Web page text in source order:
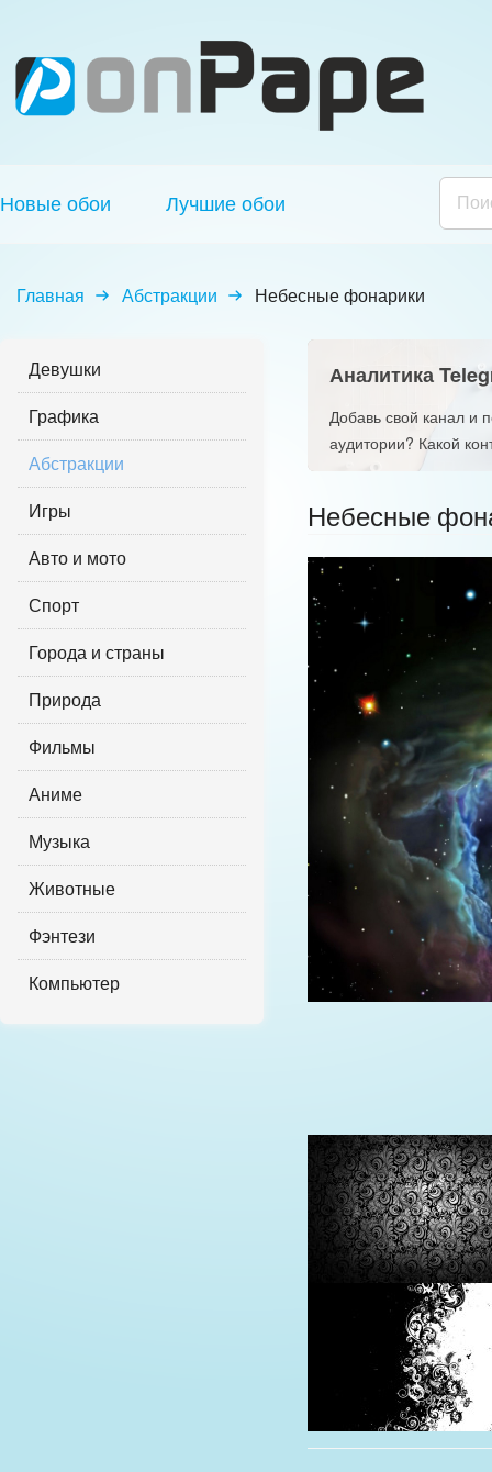
Новые обои Лучшие обои
Главная Абстракции Небесные фонарики
Девушки
Графика
Абстракции
Игры
Авто и мото
Спорт
Города и страны
Природа
Фильмы
Аниме
Музыка
Животные
Фэнтези
Компьютер
Аналитика
Добавь свой канал и
аудитории? Какой
Небесные